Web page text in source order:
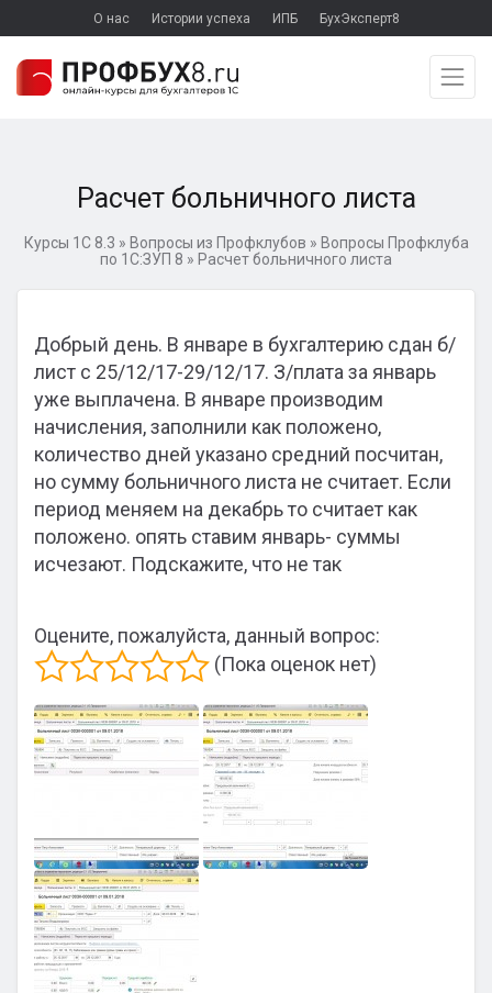
О нас Истории успеха ИПБ БухЭксперт8
Расчет больничного листа
Курсы 1С 8.3 » Вопросы из Профклубов » Вопросы Профклуба
по 1С:ЗУП 8 » Расчет больничного листа
Добрый день. В январе в бухгалтерию сдан б/
лист с 25/12/17-29/12/17. З/плата за январь
уже выплачена. В январе производим
начисления, заполнили как положено,
количество дней указано средний посчитан,
но сумму больничного листа не считает. Если
период меняем на декабрь то считает как
положено. опять ставим январь- суммы
исчезают. Подскажите, что не так
Оцените, пожалуйста, данный вопрос:
(Пока оценок нет)